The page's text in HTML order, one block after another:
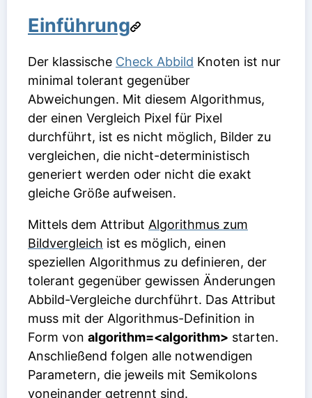
Einführung
Der klassische Check Abbild Knoten ist nur
minimal tolerant gegenüber
Abweichungen. Mit diesem Algorithmus,
der einen Vergleich Pixel für Pixel
durchführt, ist es nicht möglich, Bilder zu
vergleichen, die nicht-deterministisch
generiert werden oder nicht die exakt
gleiche Größe aufweisen.
Mittels dem Attribut Algorithmus zum
Bildvergleich ist es möglich, einen
speziellen Algorithmus zu definieren, der
tolerant gegenüber gewissen Änderungen
Abbild-Vergleiche durchführt. Das Attribut
muss mit der Algorithmus-Definition in
Form von algorithm=<algorithm> starten.
Anschließend folgen alle notwendigen
Parametern, die jeweils mit Semikolons
voneinander getrennt sind.